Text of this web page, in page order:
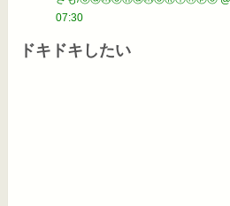
07:30
ドキドキしたい